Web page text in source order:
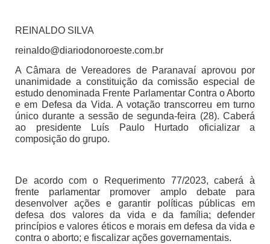
REINALDO SILVA
reinaldo@diariodonoroeste.com.br
A Câmara de Vereadores de Paranavaí aprovou por
unanimidade a constituição da comissão especial de
estudo denominada Frente Parlamentar Contra o Aborto
e em Defesa da Vida. A votação transcorreu em turno
único durante a sessão de segunda-feira (28). Caberá
ao presidente Luís Paulo Hurtado oficializar a
composição do grupo.
De acordo com o Requerimento 77/2023, caberá à
frente parlamentar promover amplo debate para
desenvolver ações e garantir políticas públicas em
defesa dos valores da vida e da família; defender
princípios e valores éticos e morais em defesa da vida e
contra o aborto; e fiscalizar ações governamentais.